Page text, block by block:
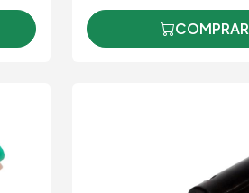
COMPRAR